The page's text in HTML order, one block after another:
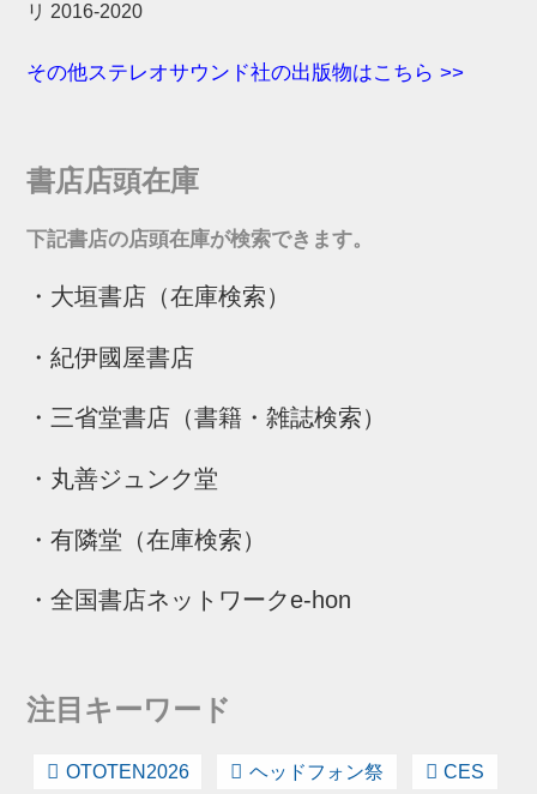
リ 2016-2020
その他ステレオサウンド社の出版物はこちら >>
書店店頭在庫
下記書店の店頭在庫が検索できます。
・ 大垣書店（在庫検索）
・紀伊國屋書店
・ 三省堂書店（書籍・雑誌検索）
・ 丸善ジュンク堂
・有隣堂（在庫検索）
・全国書店ネットワークe-hon
注目キーワード
OTOTEN2026 ヘッドフォン祭 CES